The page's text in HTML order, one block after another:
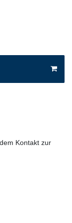
Kontakt zur